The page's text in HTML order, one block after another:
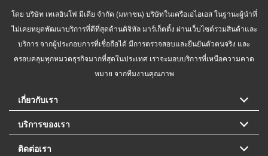
โดย บริษัท เทเลอินโฟ มีเดีย จำกัด (มหาชน) บริษัทในเครือเอไอเอส ในฐานะผู้นำที่
ไม่เคยหยุดพัฒนาบริการที่ดีที่สุดด้านดิจิทัล มาร์เก็ตติ้ง ผ่านเว็บไซต์รวมสินค้าและ
บริการ จากผู้ประกอบการที่เชื่อถือได้ มีการตรวจสอบและยืนยันตัวตนจริง และ
ครอบคลุมทุกหมวดธุรกิจมากที่สุดในประเทศ เราจะมอบบริการที่เหนือความคาด
หมาย จากทีมงานคุณภาพ
เกี่ยวกับเรา
บริการของเรา
ติดต่อเรา